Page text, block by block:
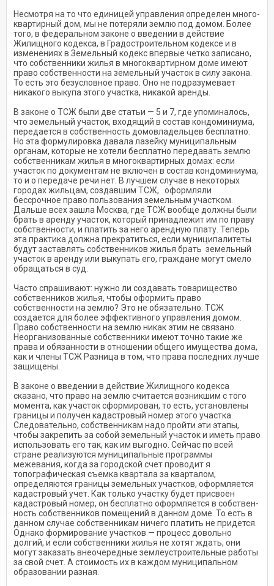
Несмотря на то что единицей управления определен много­
квартирный дом, мы не потеряли землю под домом. Более
того, в федеральном законе о введении в действие
Жилищного кодекса, в Градостроительном кодексе и в
изменениях в Земельный кодекс впервые четко записано,
что соб­ственники жилья в многоквар­тирном доме имеют
право собст­венности на земельный участок в силу закона.
То есть это безуслов­ное право. Оно не подразумевает
никакого выкупа этого участка, никакой аренды.
В законе о ТСЖ были две ста­тьи — 5 и 7, где упоминалось,
что земельный участок, входящий в состав кондоминиума,
передается в собственность домовладельцев бесплатно.
Но эта формулировка давала лазейку муниципальным
органам, которые не хотели бес­платно передавать землю
собст­венникам жилья в многоквартир­ных домах: если
участок по доку­ментам не включен в состав кон­доминиума,
то и о передаче речи нет. В лучшем случае в некоторых
городах жильцам, создавшим ТСЖ, оформляли
бессрочное право пользования земельным участком.
Дальше всех зашла Москва, где ТСЖ вообще должны были
брать в аренду участок, который принадлежит им по праву
собственности, и платить за него арендную плату. Теперь
эта практика должна прекратиться, если муниципалитеты
будут заставлять собственников жилья брать земельный
участок в аренду или выкупать его, граждане могут смело
обращаться в суд.
Часто спрашивают: нужно ли создавать товарищество
собственников жилья, чтобы оформить право
собственности на землю? Это не обязательно. ТСЖ
создается для более эффективного управления домом.
Право собственности на землю никак этим не связано.
Неорганизованные собственники имеют точно такие же
права и обязанности в отношении общего иму­щества дома,
как и члены ТСЖ Разница в том, что права послед­них лучше
защищены.
В законе о введении в действие Жилищного кодекса
сказано, что право на землю считается возникшим с того
момента, как участок сформирован, то есть, установле­ны
границы и получен кадастровый номер этого участка.
Следовательно, собственникам надо пройти эти этапы,
чтобы закре­пить за собой земельный участок и иметь право
использовать его так, как им выгодно. Сейчас по всей
стране реализуются муници­пальные программы
межевания, когда за городской счет проводит я
топографическая съемка квар­тала за кварталом,
определяются границы земельных участков, оформляется
кадастровый учет. Как только участку будет присво­ен
кадастровый номер, он бес­платно оформляется в собствен­
ность собственников помещений в данном доме. То есть в
данном случае собственникам ничего платить не придется.
Однако фор­мирование участков — процесс довольно
долгий, и если собст­венники жилья не хотят ждать, они
могут заказать внеочередные землеустроительные работы
за свой счет. А стоимость их в каж­дом муниципальном
образовании разная.